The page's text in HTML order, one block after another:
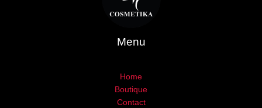
Menu
Home
Boutique
Contact